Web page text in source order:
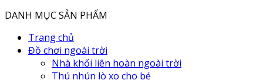
DANH MỤC SẢN PHẨM
Trang chủ
Đồ chơi ngoài trời
Nhà khối liên hoàn ngoài trời
Thú nhún lò xo cho bé